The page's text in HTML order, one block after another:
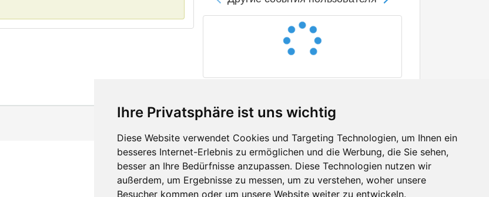
Ihre Privatsphäre ist uns wichtig
Diese Website verwendet Cookies und Targeting Technologien, um Ihnen ein
besseres Internet-Erlebnis zu ermöglichen und die Werbung, die Sie sehen,
besser an Ihre Bedürfnisse anzupassen. Diese Technologien nutzen wir
außerdem, um Ergebnisse zu messen, um zu verstehen, woher unsere
Besucher kommen oder um unsere Website weiter zu entwickeln.
Контакты
Оставить отзыв
Сообщить об ошибке
Facebook
Twitter
YouTube